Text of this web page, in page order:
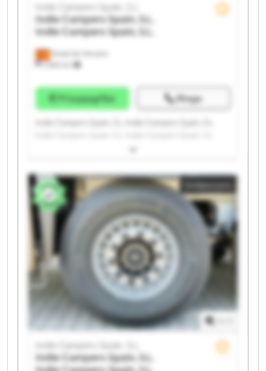
Alcalá de Henares
2 660 km
Indie Campers Spain, S.L.
Indie Campers Spain, S.L.
Indie Campers Spain, S.L.
Prisuppgifter Ringa
Indie Campers Spain, S.L. Indie Campers Spain, S.L.
Indie Campers Spain, S.L. Indie Campers Spain, S.L.
Indie Campers Spain, S.L. Indie Campers Spain, S.L.
Indie Campers Spain, S.L. Indie Campers Spain, S.L.
Indie Campers Spain, S.L. Indie Campers Spain, S.L.
Indie Campers Spain, S.L. Indie Campers Spain, S.L.
Indie Campers Spain, S.L. Indie Campers Spain, S.L.
Indie Campers Spain, S.L. Indie Campers Spain, S.L.
Småannons
Indie Campers Spain, S.L.
Indie Campers Spain, S.L.